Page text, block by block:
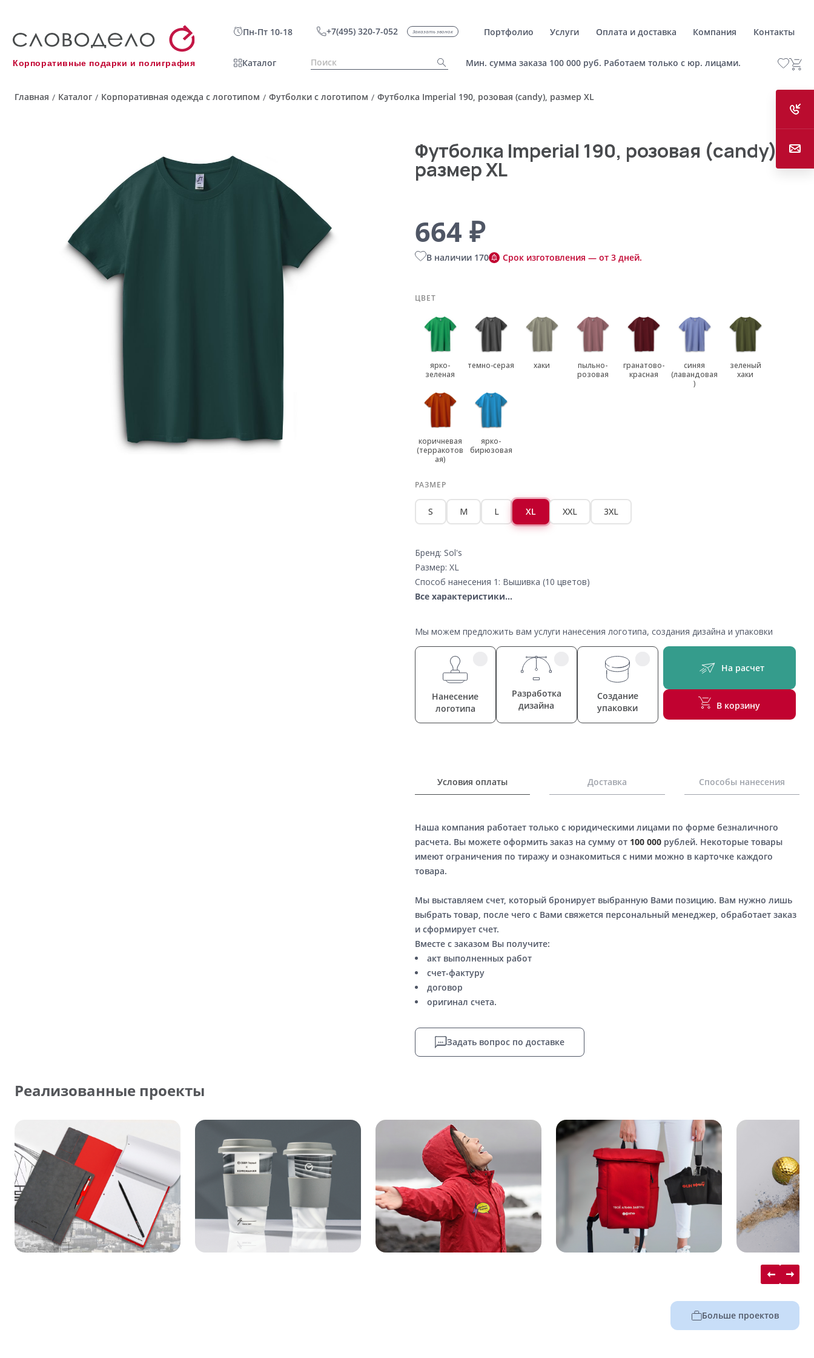
Корпоративные подарки и полиграфия
Пн-Пт 10-18 +7(495) 320-7-052 Заказать звонок Портфолио Услуги Оплата и доставка Компания Контакты
Каталог Мин. сумма заказа 100 000 руб. Работаем только с юр. лицами.
Главная / Каталог / Корпоративная одежда с логотипом / Футболки с логотипом / Футболка Imperial 190, розовая (candy), размер XL
Футболка Imperial 190, розовая (candy),
размер XL
664 ₽
В наличии 170 Срок изготовления — от 3 дней.
ЦВЕТ
ярко-
зеленая
темно-серая хаки
пыльно-
розовая
гранатово-
красная
синяя
(лавандовая
)
зеленый
хаки
коричневая
(терракотов
ая)
ярко-
бирюзовая
РАЗМЕР
S M L XL XXL 3XL
Бренд: Sol's
Размер: XL
Способ нанесения 1: Вышивка (10 цветов)
Все характеристики...
Мы можем предложить вам услуги нанесения логотипа, создания дизайна и упаковки
Нанесение
логотипа
Разработка
дизайна
Создание
упаковки
На расчет
В корзину
Условия оплаты Доставка Способы нанесения
Наша компания работает только с юридическими лицами по форме безналичного
расчета. Вы можете оформить заказ на сумму от 100 000рублей. Некоторые товары
имеют ограничения по тиражу и ознакомиться с ними можно в карточке каждого
товара.
Мы выставляем счет, который бронирует выбранную Вами позицию. Вам нужно лишь
выбрать товар, после чего с Вами свяжется персональный менеджер, обработает заказ
и сформирует счет.
Вместе с заказом Вы получите:
акт выполненных работ
счет-фактуру
договор
оригинал счета.
Задать вопрос по доставке
Реализованные проекты
Больше проектов